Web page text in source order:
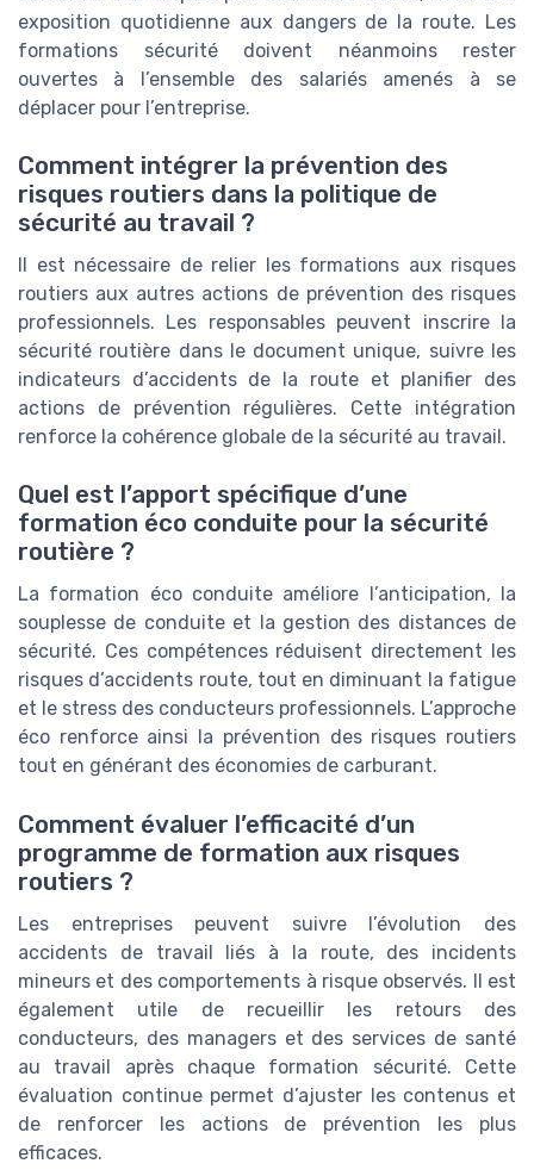
exposition quotidienne aux dangers de la route. Les
formations sécurité doivent néanmoins rester
ouvertes à l’ensemble des salariés amenés à se
déplacer pour l’entreprise.
Comment intégrer la prévention des
risques routiers dans la politique de
sécurité au travail ?
Il est nécessaire de relier les formations aux risques
routiers aux autres actions de prévention des risques
professionnels. Les responsables peuvent inscrire la
sécurité routière dans le document unique, suivre les
indicateurs d’accidents de la route et planifier des
actions de prévention régulières. Cette intégration
renforce la cohérence globale de la sécurité au travail.
Quel est l’apport spécifique d’une
formation éco conduite pour la sécurité
routière ?
La formation éco conduite améliore l’anticipation, la
souplesse de conduite et la gestion des distances de
sécurité. Ces compétences réduisent directement les
risques d’accidents route, tout en diminuant la fatigue
et le stress des conducteurs professionnels. L’approche
éco renforce ainsi la prévention des risques routiers
tout en générant des économies de carburant.
Comment évaluer l’efficacité d’un
programme de formation aux risques
routiers ?
Les entreprises peuvent suivre l’évolution des
accidents de travail liés à la route, des incidents
mineurs et des comportements à risque observés. Il est
également utile de recueillir les retours des
conducteurs, des managers et des services de santé
au travail après chaque formation sécurité. Cette
évaluation continue permet d’ajuster les contenus et
de renforcer les actions de prévention les plus
efficaces.